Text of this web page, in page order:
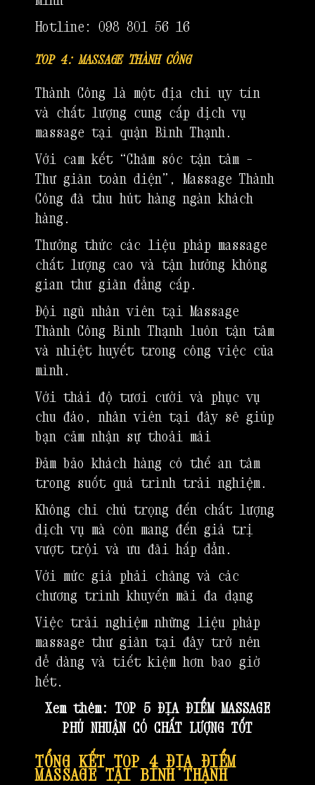
Hotline: 098 801 56 16
TOP 4: MASSAGE THÀNH CÔNG
Thành Công là một địa chỉ uy tín
và chất lượng cung cấp dịch vụ
massage tại quận Bình Thạnh.
Với cam kết “Chăm sóc tận tâm –
Thư giãn toàn diện”, Massage Thành
Công đã thu hút hàng ngàn khách
hàng.
Thưởng thức các liệu pháp massage
chất lượng cao và tận hưởng không
gian thư giãn đẳng cấp.
Đội ngũ nhân viên tại Massage
Thành Công Bình Thạnh luôn tận tâm
và nhiệt huyết trong công việc của
mình.
Với thái độ tươi cười và phục vụ
chu đáo, nhân viên tại đây sẽ giúp
bạn cảm nhận sự thoải mái
Đảm bảo khách hàng có thể an tâm
trong suốt quá trình trải nghiệm.
Không chỉ chú trọng đến chất lượng
dịch vụ mà còn mang đến giá trị
vượt trội và ưu đãi hấp dẫn.
Với mức giá phải chăng và các
chương trình khuyến mãi đa dạng
Việc trải nghiệm những liệu pháp
massage thư giãn tại đây trở nên
dễ dàng và tiết kiệm hơn bao giờ
hết.
Xem thêm: TOP 5 ĐỊA ĐIỂM MASSAGE
PHÚ NHUẬN CÓ CHẤT LƯỢNG TỐT
TỔNG KẾT TOP 4 ĐỊA ĐIỂM
MASSAGE TẠI BÌNH THẠNH